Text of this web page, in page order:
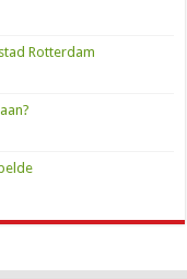
Rotterdam